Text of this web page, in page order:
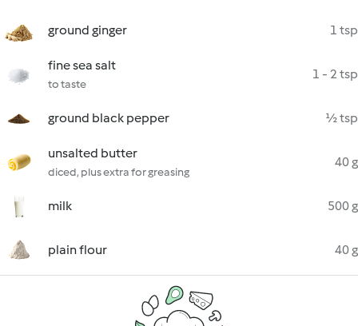
ground ginger 1 tsp
fine sea salt
to taste
1 - 2 tsp
ground black pepper ½ tsp
unsalted butter
diced, plus extra for greasing
40 g
milk 500 g
plain flour 40 g